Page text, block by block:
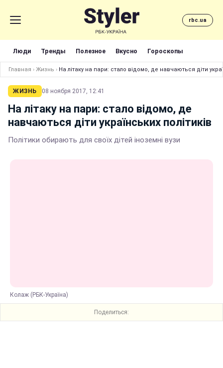
rbc.ua
Люди Тренды Полезное Вкусно Гороскопы
Главная › Жизнь › На літаку на пари: стало відомо, де навчаються діти
ЖИЗНЬ 08 ноября 2017, 12:41
На літаку на пари: стало відомо, де
навчаються діти українських політиків
Політики обирають для своїх дітей іноземні вузи
Колаж (РБК-Україна)
Поделиться: